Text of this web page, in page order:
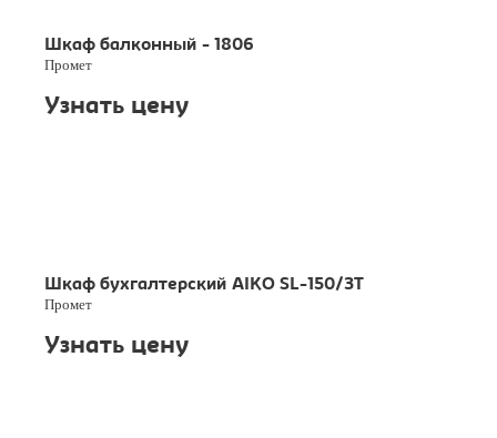
Шкаф балконный - 1806
Промет
Узнать цену
Шкаф бухгалтерский AIKO SL-150/3Т
Промет
Узнать цену